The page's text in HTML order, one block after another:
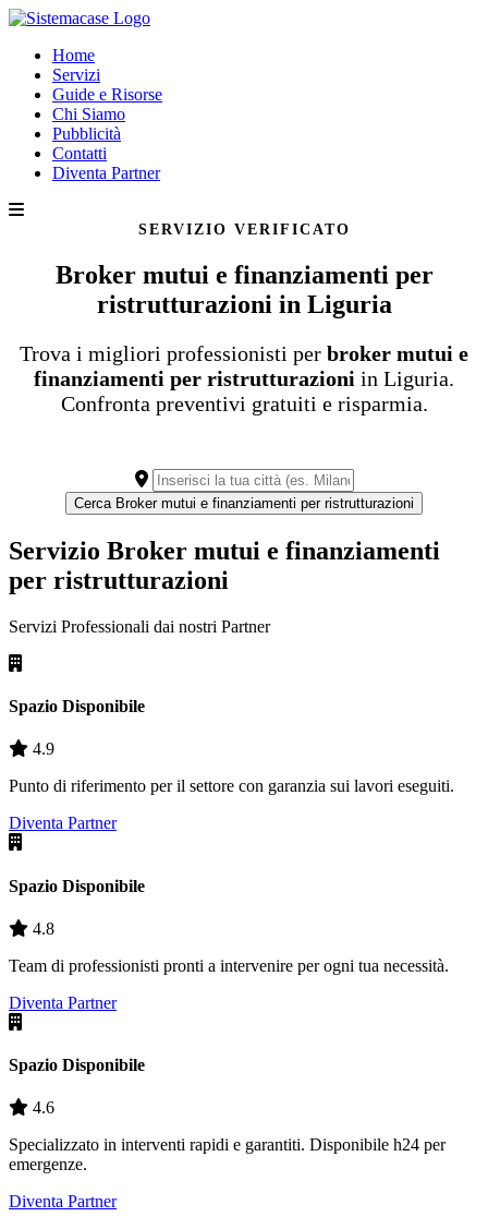
Home
Servizi
Guide e Risorse
Chi Siamo
Pubblicità
Contatti
Diventa Partner
SERVIZIO VERIFICATO
Broker mutui e finanziamenti per
ristrutturazioni in Liguria
Trova i migliori professionisti per broker mutui e
finanziamenti per ristrutturazioni in Liguria.
Confronta preventivi gratuiti e risparmia.
Cerca Broker mutui e finanziamenti per ristrutturazioni
Servizio Broker mutui e finanziamenti
per ristrutturazioni
Servizi Professionali dai nostri Partner
Spazio Disponibile
4.9
Punto di riferimento per il settore con garanzia sui lavori eseguiti.
Diventa Partner
Spazio Disponibile
4.8
Team di professionisti pronti a intervenire per ogni tua necessità.
Diventa Partner
Spazio Disponibile
4.6
Specializzato in interventi rapidi e garantiti. Disponibile h24 per
emergenze.
Diventa Partner